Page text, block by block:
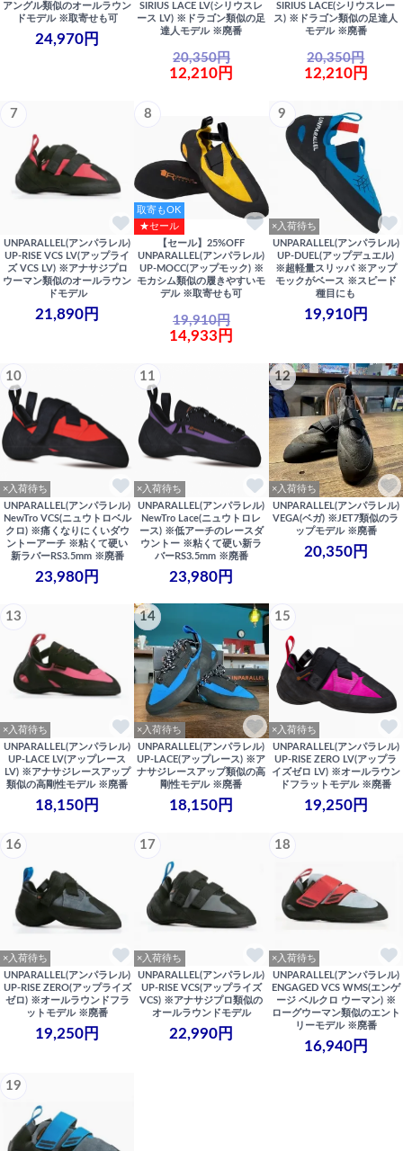
アングル類似のオールラウン
ドモデル ※取寄せも可
24,970円
SIRIUS LACE LV(シリウスレ
ース LV) ※ドラゴン類似の足
達人モデル ※廃番
20,350円
12,210円
SIRIUS LACE(シリウスレー
ス) ※ドラゴン類似の足達人
モデル ※廃番
20,350円
12,210円
7
UNPARALLEL(アンパラレル)
UP-RISE VCS LV(アップライ
ズ VCS LV) ※アナサジプロ
ウーマン類似のオールラウン
ドモデル
21,890円
8
取寄もOK
★セール
【セール】25%OFF
UNPARALLEL(アンパラレル)
UP-MOCC(アップモック) ※
モカシム類似の履きやすいモ
デル ※取寄せも可
19,910円
14,933円
9
×入荷待ち
UNPARALLEL(アンパラレル)
UP-DUEL(アップデュエル)
※超軽量スリッパ ※アップ
モックがベース ※スピード
種目にも
19,910円
10
×入荷待ち
UNPARALLEL(アンパラレル)
NewTro VCS(ニュウトロベル
クロ) ※痛くなりにくいダウ
ントーアーチ ※粘くて硬い
新ラバーRS3.5mm ※廃番
23,980円
11
×入荷待ち
UNPARALLEL(アンパラレル)
NewTro Lace(ニュウトロレ
ース) ※低アーチのレースダ
ウントー ※粘くて硬い新ラ
バーRS3.5mm ※廃番
23,980円
12
×入荷待ち
UNPARALLEL(アンパラレル)
VEGA(ベガ) ※JET7類似のラ
ップモデル ※廃番
20,350円
13
×入荷待ち
UNPARALLEL(アンパラレル)
UP-LACE LV(アップレース
LV) ※アナサジレースアップ
類似の高剛性モデル ※廃番
18,150円
14
×入荷待ち
UNPARALLEL(アンパラレル)
UP-LACE(アップレース) ※ア
ナサジレースアップ類似の高
剛性モデル ※廃番
18,150円
15
×入荷待ち
UNPARALLEL(アンパラレル)
UP-RISE ZERO LV(アップラ
イズゼロ LV) ※オールラウン
ドフラットモデル ※廃番
19,250円
16
×入荷待ち
UNPARALLEL(アンパラレル)
UP-RISE ZERO(アップライズ
ゼロ) ※オールラウンドフラ
ットモデル ※廃番
19,250円
17
×入荷待ち
UNPARALLEL(アンパラレル)
UP-RISE VCS(アップライズ
VCS) ※アナサジプロ類似の
オールラウンドモデル
22,990円
18
×入荷待ち
UNPARALLEL(アンパラレル)
ENGAGED VCS WMS(エンゲ
ージ ベルクロ ウーマン) ※
ローグウーマン類似のエント
リーモデル ※廃番
16,940円
19